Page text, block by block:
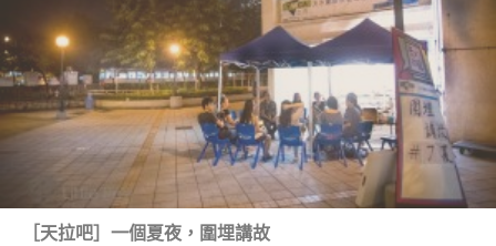
［天拉吧］一個夏夜，圍埋講故